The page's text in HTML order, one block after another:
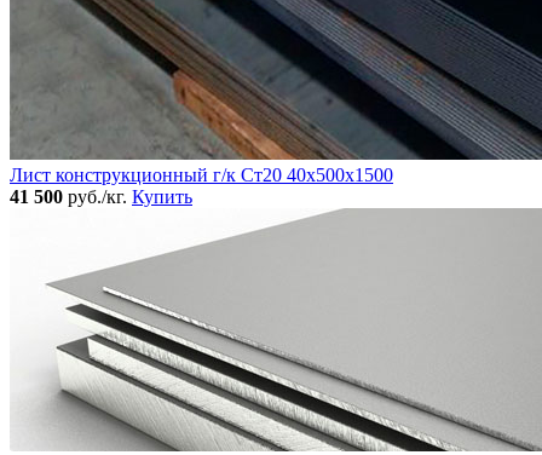
Лист конструкционный г/к Ст20 40х500х1500
41 500 руб./кг. Купить